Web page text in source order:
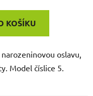
KOŠÍKU
oslavu,
Model číslice 5.